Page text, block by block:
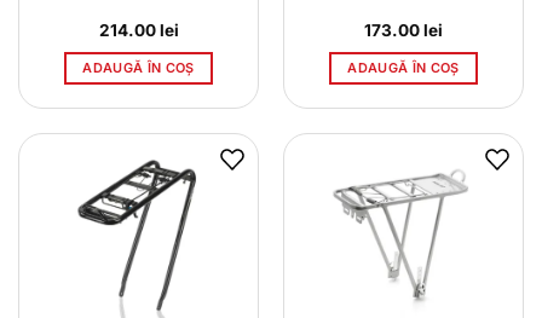
214.00lei
ADAUGĂ ÎN COȘ
173.00lei
ADAUGĂ ÎN COȘ